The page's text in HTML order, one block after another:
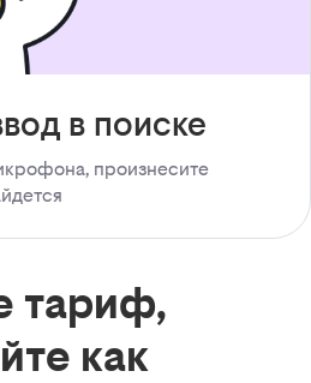
в поиске
произнесите
тариф,
как